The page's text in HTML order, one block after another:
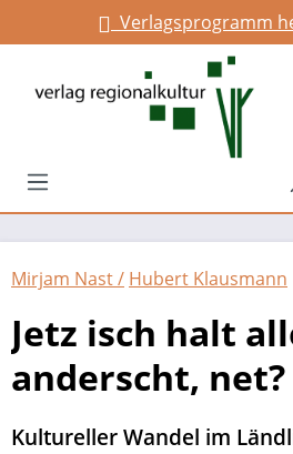
springenVerlagsprogramm
Mirjam Nast / Hubert Klausmann
Jetz isch halt
anderscht, net?
Kultureller Wandel im